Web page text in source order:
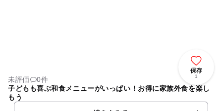
保存
1
未評価
0件
子どもも喜ぶ和食メニューがいっぱい！お得に家族外食を楽し
もう